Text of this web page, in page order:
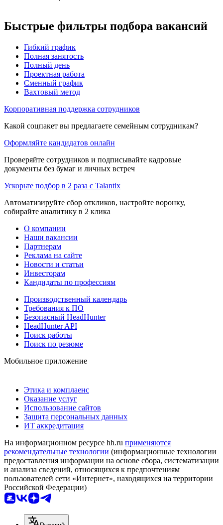
Быстрые фильтры подбора вакансий
Гибкий график
Полная занятость
Полный день
Проектная работа
Сменный график
Вахтовый метод
Корпоративная поддержка сотрудников
Какой соцпакет вы предлагаете семейным сотрудникам?
Оформляйте кандидатов онлайн
Проверяйте сотрудников и подписывайте кадровые
документы без бумаг и личных встреч
Ускорьте подбор в 2 раза с Talantix
Автоматизируйте сбор откликов, настройте воронку,
собирайте аналитику в 2 клика
О компании
Наши вакансии
Партнерам
Реклама на сайте
Новости и статьи
Инвесторам
Кандидаты по профессиям
Производственный календарь
Требования к ПО
Безопасный HeadHunter
HeadHunter API
Поиск работы
Поиск по резюме
Мобильное приложение
Этика и комплаенс
Оказание услуг
Использование сайтов
Защита персональных данных
ИТ аккредитация
На информационном ресурсе hh.ru применяются
рекомендательные технологии (информационные технологии
предоставления информации на основе сбора, систематизации
и анализа сведений, относящихся к предпочтениям
пользователей сети «Интернет», находящихся на территории
Российской Федерации)